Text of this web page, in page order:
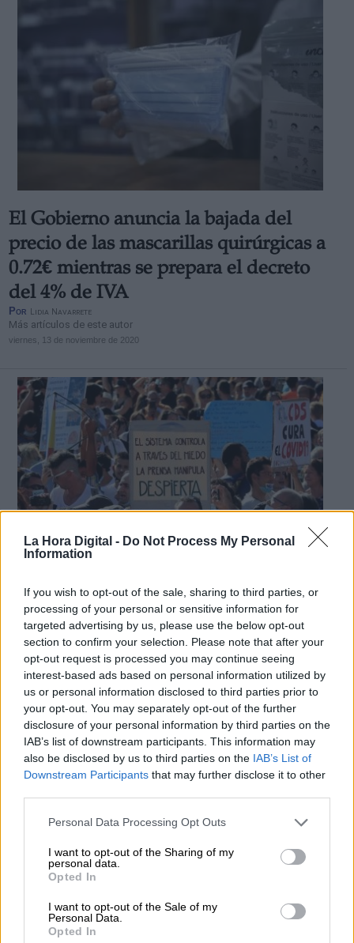
La Hora Digital - Do Not Process My Personal
Information
If you wish to opt-out of the sale, sharing to third parties, or
processing of your personal or sensitive information for
targeted advertising by us, please use the below opt-out
section to confirm your selection. Please note that after your
opt-out request is processed you may continue seeing
interest-based ads based on personal information utilized by
us or personal information disclosed to third parties prior to
your opt-out. You may separately opt-out of the further
disclosure of your personal information by third parties on the
IAB’s list of downstream participants. This information may
also be disclosed by us to third parties on the IAB’s List of
Downstream Participants that may further disclose it to other
Personal Data Processing Opt Outs
I want to opt-out of the Sharing of my
personal data.
Opted In
I want to opt-out of the Sale of my
Personal Data.
Opted In
El Gobierno anuncia la bajada del
precio de las mascarillas quirúrgicas a
0.72€ mientras se prepara el decreto
del 4% de IVA
Por Lidia Navarrete
Más artículos de este autor
viernes, 13 de noviembre de 2020
Los negacionistas del Covid en su supina ignorancia expandiendo la pandemia
Lo malo es que los virus no infectan
solo a los idiotas
Por Iñaki Xabier Vélez Domingo
Más artículos de este autor
domingo, 15 de noviembre de 2020
Sanchez pasea con Concha Andreu en La Rioja donde explica el Plan de